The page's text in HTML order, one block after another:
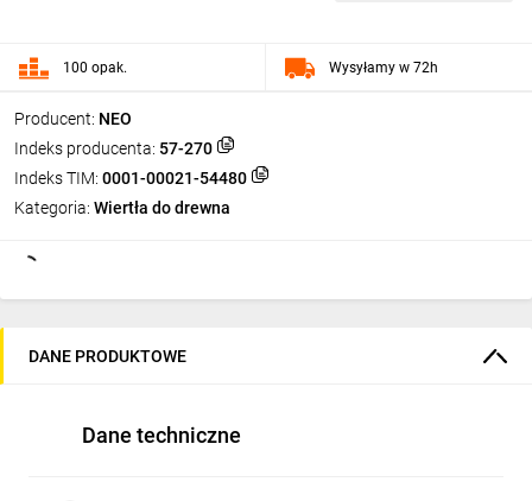
Producent: NEO
Indeks producenta: 57-270
Indeks TIM: 0001-00021-54480
Kategoria: Wiertła do drewna
100 opak. Wysyłamy w 72h
DANE PRODUKTOWE
Dane techniczne